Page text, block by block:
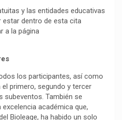
y las entidades educativas
estar dentro de esta cita
a la página
los participantes, así como
primero, segundo y tercer
subeventos. También se
académica que,
Bioleage, ha habido un solo